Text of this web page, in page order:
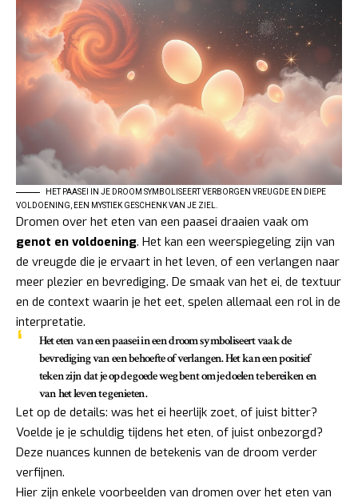
HET PAASEI IN JE DROOM SYMBOLISEERT VERBORGEN VREUGDE EN DIEPE
VOLDOENING, EEN MYSTIEK GESCHENK VAN JE ZIEL.
Dromen over het eten van een paasei draaien vaak om
genot en voldoening. Het kan een weerspiegeling zijn van
de vreugde die je ervaart in het leven, of een verlangen naar
meer plezier en bevrediging. De smaak van het ei, de textuur
en de context waarin je het eet, spelen allemaal een rol in de
interpretatie.
Het eten van een paasei in een droom symboliseert vaak de
bevrediging van een behoefte of verlangen. Het kan een positief
teken zijn dat je op de goede weg bent om je doelen te bereiken en
van het leven te genieten.
Let op de details: was het ei heerlijk zoet, of juist bitter?
Voelde je je schuldig tijdens het eten, of juist onbezorgd?
Deze nuances kunnen de betekenis van de droom verder
verfijnen.
Hier zijn enkele voorbeelden van dromen over het eten van